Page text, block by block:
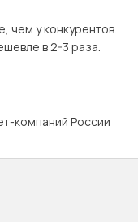
чем у конкурентов.
в 2-3 раза.
компаний России